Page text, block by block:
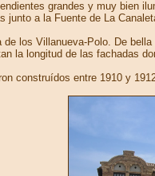
grandes y muy bien
junto a la Fuente de La
de los Villanueva-Polo. De
la longitud de las fachadas
construídos entre 1910 y